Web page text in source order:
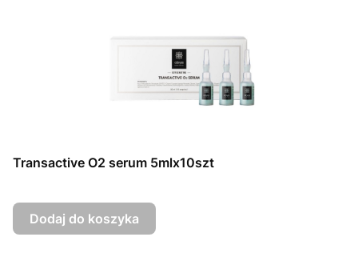
Transactive O2 serum 5mlx10szt
Dodaj do koszyka